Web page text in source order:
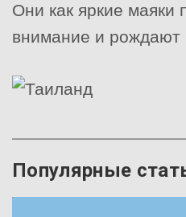
Они как яркие маяки
внимание и рождают
Популярные